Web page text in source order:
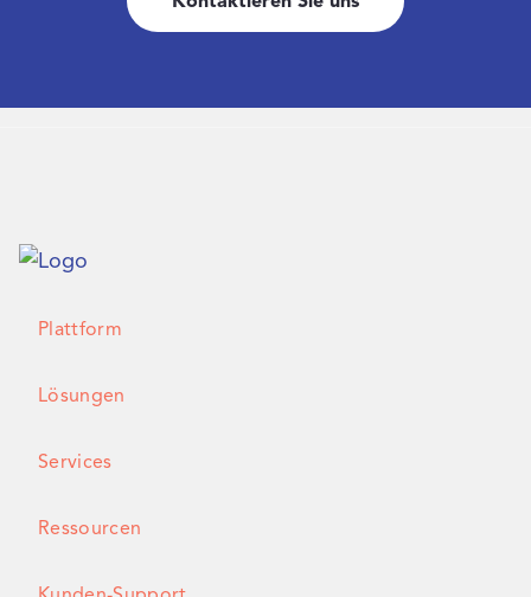
Plattform
Lösungen
Services
Ressourcen